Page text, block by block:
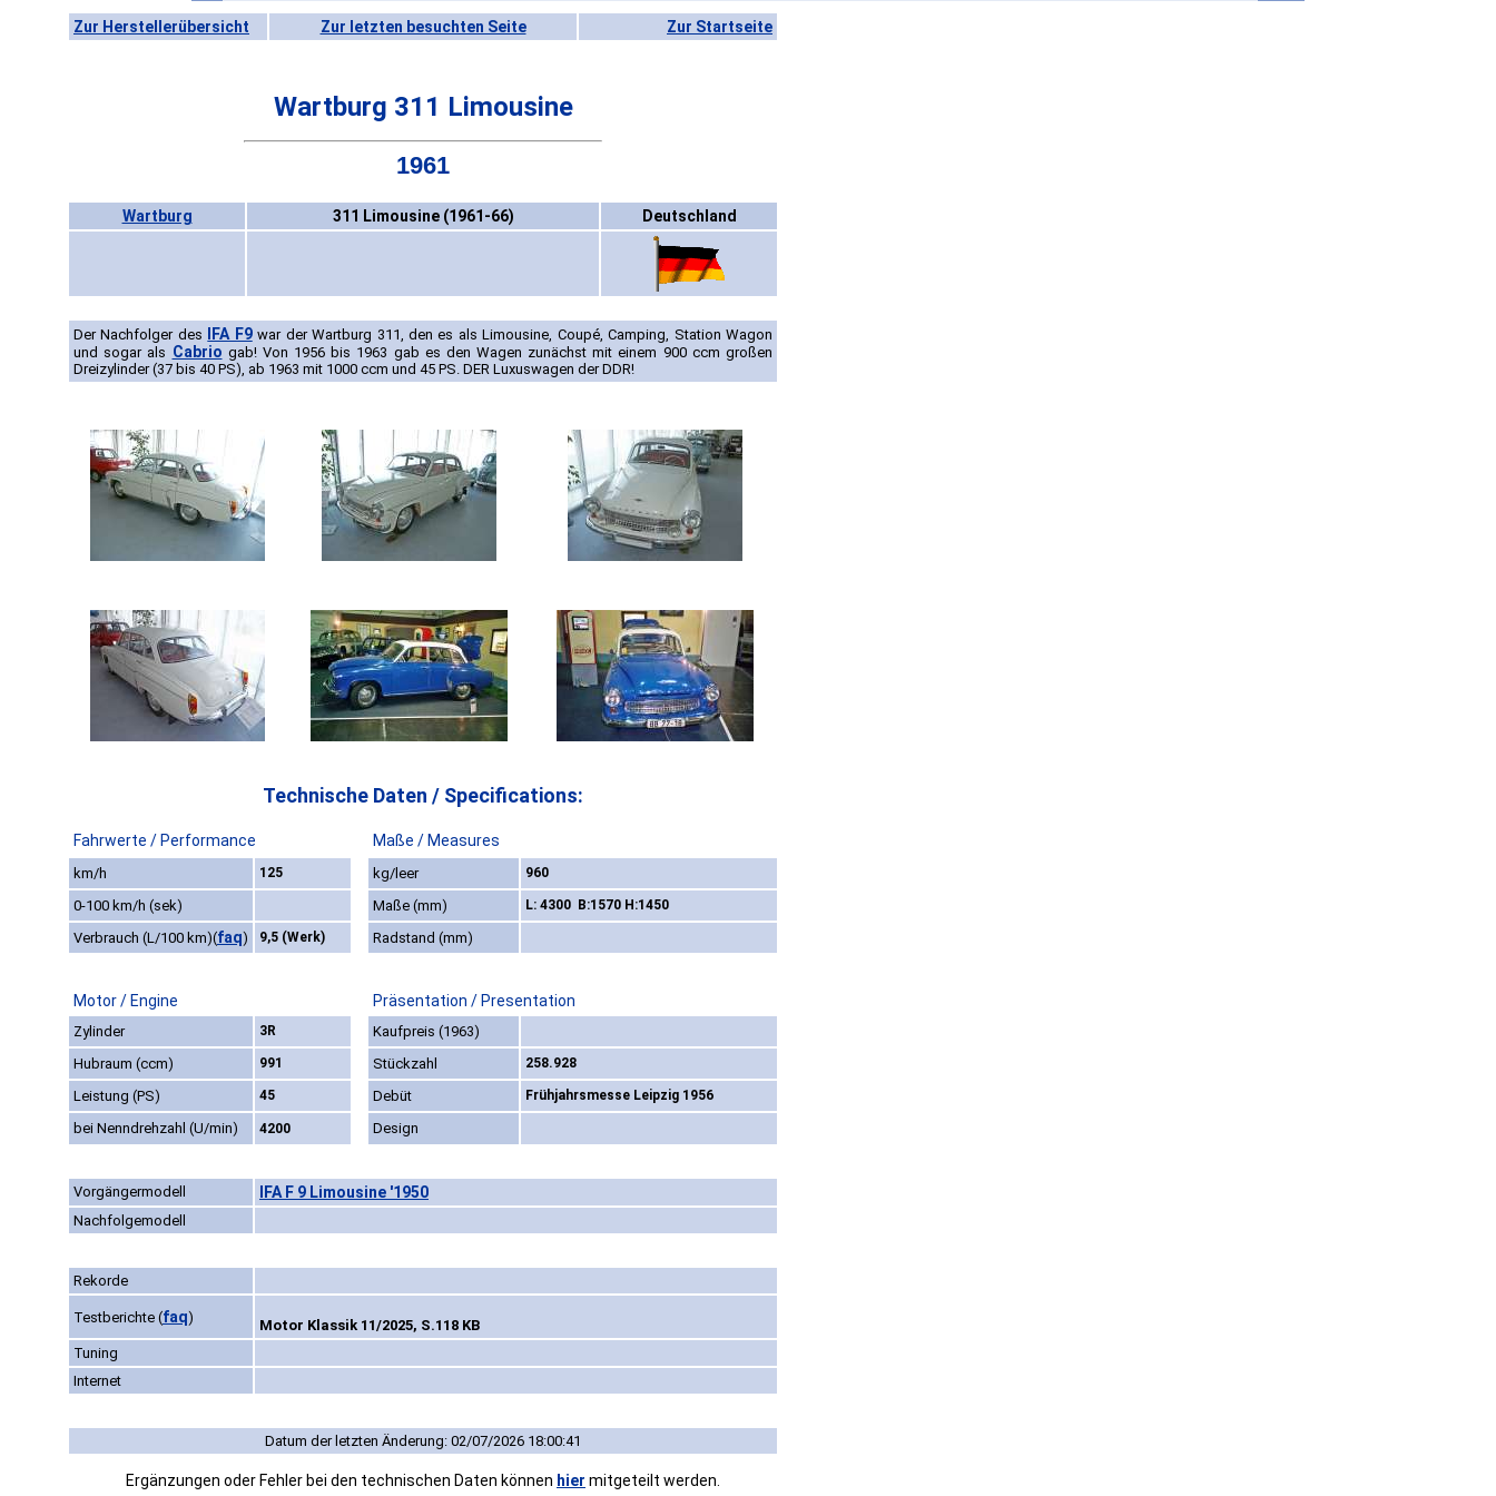
Zur Herstellerübersicht Zur letzten besuchten Seite Zur Startseite
Wartburg 311 Limousine
1961
Wartburg 311 Limousine (1961-66) Deutschland
Der Nachfolger des IFA F9war der Wartburg 311, den es als Limousine, Coupé, Camping, Station Wagon
und sogar als Cabrio gab! Von 1956 bis 1963 gab es den Wagen zunächst mit einem 900 ccm großen
Dreizylinder (37 bis 40 PS), ab 1963 mit 1000 ccm und 45 PS. DER Luxuswagen der DDR!
Technische Daten / Specifications:
Fahrwerte / Performance Maße / Measures
km/h 125 kg/leer 960
0-100 km/h (sek) Maße (mm) L: 4300 B:1570 H:1450
Verbrauch (L/100 km)(faq) 9,5 (Werk) Radstand (mm)
Motor / Engine Präsentation / Presentation
Zylinder 3R
Kaufpreis (1963)
Hubraum (ccm)
991 Stückzahl 258.928
Leistung (PS) 45 Debüt Frühjahrsmesse Leipzig 1956
bei Nenndrehzahl (U/min) 4200 Design
Vorgängermodell IFA F 9 Limousine '1950
Nachfolgemodell
Rekorde
Testberichte (faq)
Motor Klassik 11/2025, S.118 KB
Tuning
Internet
Datum der letzten Änderung: 02/07/2026 18:00:41
Ergänzungen oder Fehler bei den technischen Daten können hier mitgeteilt werden.